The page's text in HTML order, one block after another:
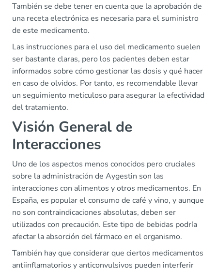
También se debe tener en cuenta que la aprobación de
una receta electrónica es necesaria para el suministro
de este medicamento.
Las instrucciones para el uso del medicamento suelen
ser bastante claras, pero los pacientes deben estar
informados sobre cómo gestionar las dosis y qué hacer
en caso de olvidos. Por tanto, es recomendable llevar
un seguimiento meticuloso para asegurar la efectividad
del tratamiento.
Visión General de
Interacciones
Uno de los aspectos menos conocidos pero cruciales
sobre la administración de Aygestin son las
interacciones con alimentos y otros medicamentos. En
España, es popular el consumo de café y vino, y aunque
no son contraindicaciones absolutas, deben ser
utilizados con precaución. Este tipo de bebidas podría
afectar la absorción del fármaco en el organismo.
También hay que considerar que ciertos medicamentos
antiinflamatorios y anticonvulsivos pueden interferir